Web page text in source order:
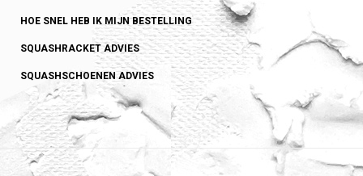
HOE SNEL HEB IK MIJN BESTELLING
SQUASHRACKET ADVIES
SQUASHSCHOENEN ADVIES